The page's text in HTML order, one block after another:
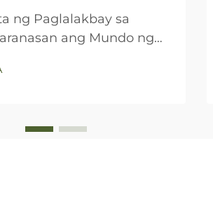
ng Paglalakbay sa
ang Mundo ng